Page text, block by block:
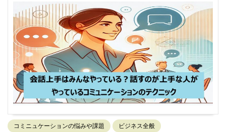
コミニュケーションの悩みや課題 ビジネス全般